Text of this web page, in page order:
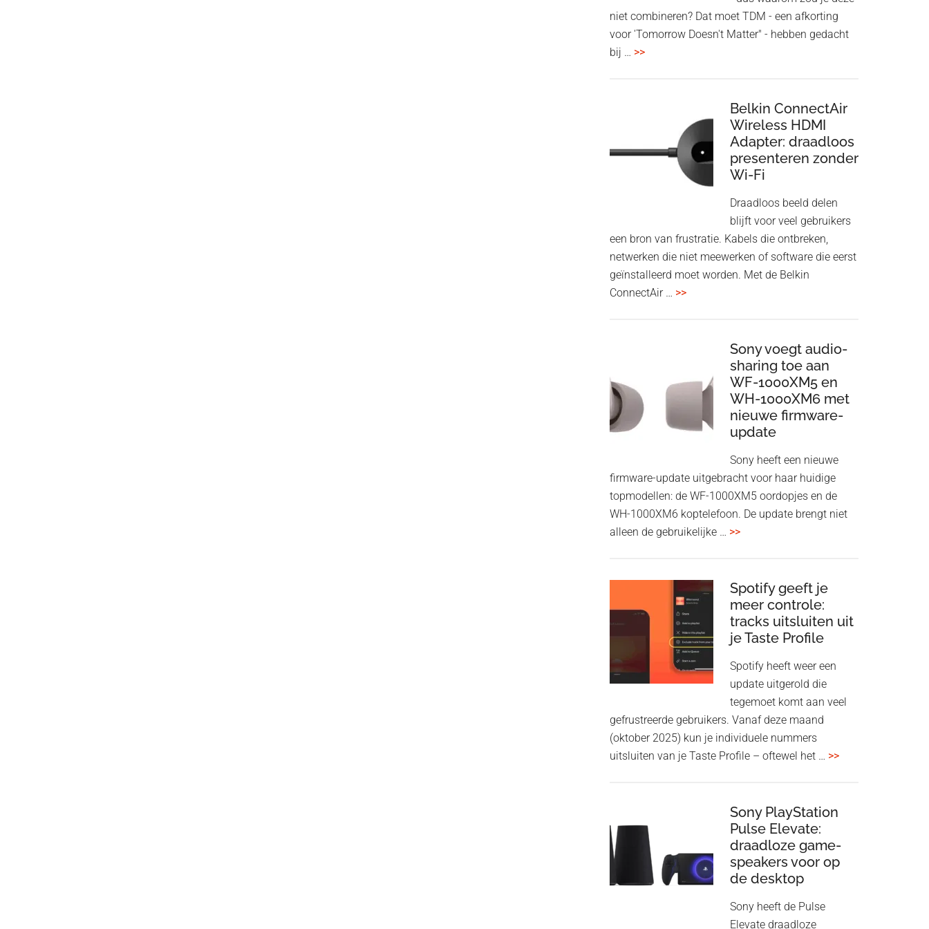
niet combineren? Dat moet TDM - een afkorting
voor 'Tomorrow Doesn't Matter" - hebben gedacht
bij … >>overHoofdtelefoon
twist
Belkin ConnectAir
Wireless HDMI
Adapter: draadloos
presenteren zonder
Wi-Fi
Draadloos beeld delen
blijft voor veel gebruikers
een bron van frustratie. Kabels die ontbreken,
netwerken die niet meewerken of software die eerst
geïnstalleerd moet worden. Met de Belkin
ConnectAir … >>overBelkin
draadloos
presenteren
zonder
Wi-
Sony voegt audio-
sharing toe aan
WF-1000XM5 en
WH-1000XM6 met
nieuwe firmware-
update
Sony heeft een nieuwe
firmware-update uitgebracht voor haar huidige
topmodellen: de WF-1000XM5 oordopjes en de
WH-1000XM6 koptelefoon. De update brengt niet
alleen de gebruikelijke … >>overSony
sharing
toe
aan
WF-
1000XM6
Spotify geeft je
meer controle:
tracks uitsluiten uit
je Taste Profile
Spotify heeft weer een
update uitgerold die
tegemoet komt aan veel
gefrustreerde gebruikers. Vanaf deze maand
(oktober 2025) kun je individuele nummers
uitsluiten van je Taste Profile – oftewel het … >>overSpotify
tracks
uitsluiten
Sony PlayStation
Pulse Elevate:
draadloze game-
speakers voor op
de desktop
Sony heeft de Pulse
Elevate draadloze